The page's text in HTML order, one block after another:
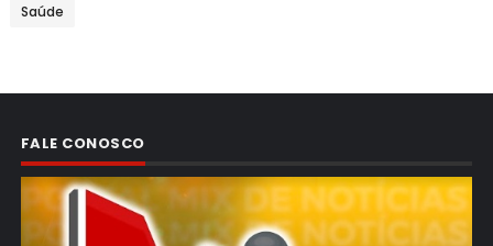
Saúde
FALE CONOSCO